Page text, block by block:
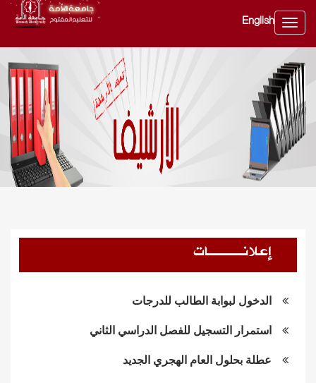
Toggle
English
إعلانــــات
الدخول لبوابة الطالب للدرجات
استمرار التسجيل للفصل الدراسي الثاني
عطلة بحلول العام الهجري الجديد